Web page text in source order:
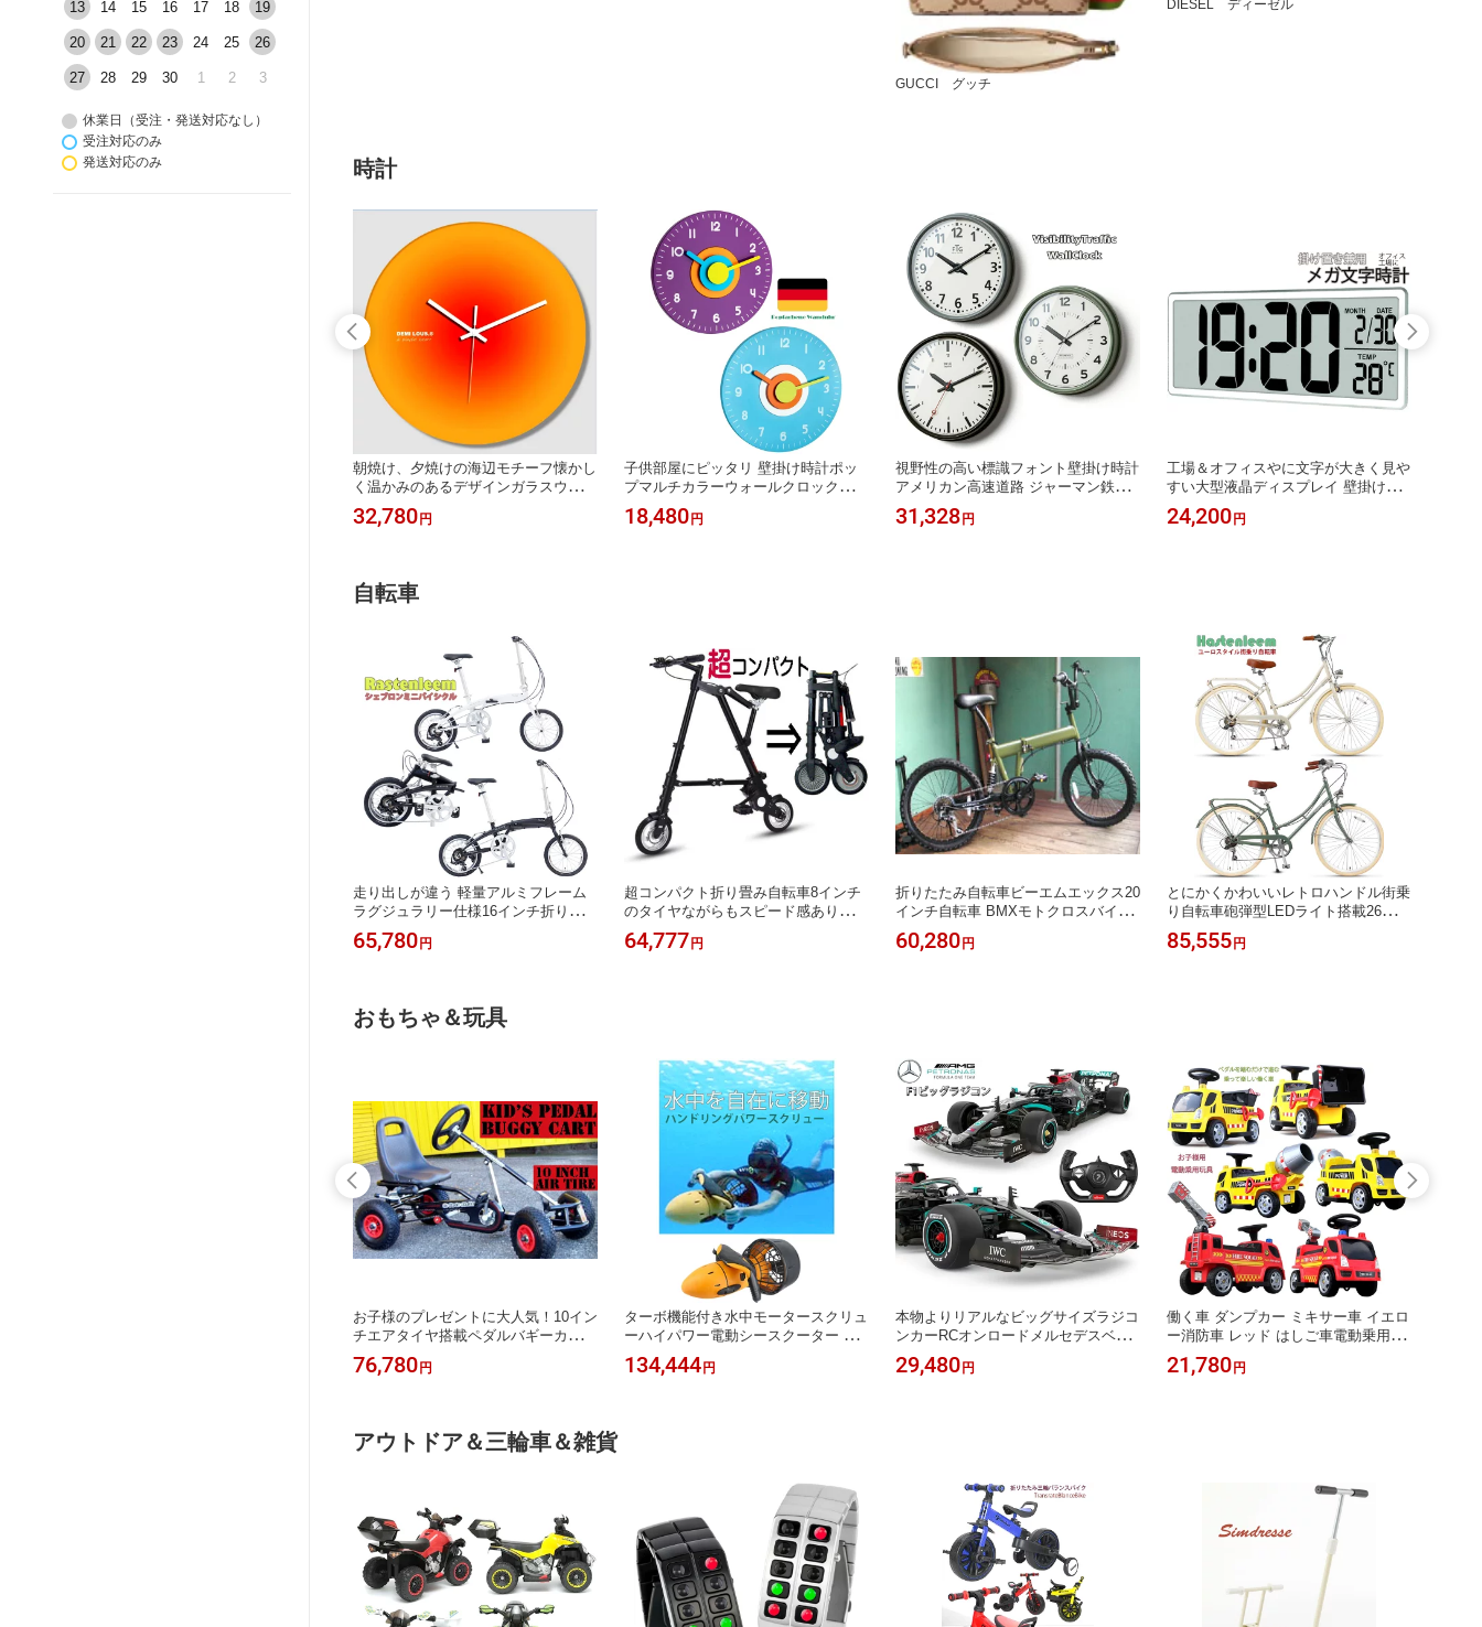
13 14 15 16 17 18 19
20 21 22 23 24 25 26
27 28 29 30 1 2 3
休業日（受注・発送対応なし）
受注対応のみ
発送対応のみ
GUCCI グッチ
DIESEL ディーゼル
時計
朝焼け、夕焼けの海辺モチーフ懐かし
く温かみのあるデザインガラスウォー
ルクロックインテリアクロック 壁掛
け時計オレンジ×レッドグ ラデーショ
32,780円
子供部屋にピッタリ 壁掛け時計ポッ
プマルチカラーウォールクロックライ
ラックパープル スカイブルー 秒針な
しのかわいいデザイン ドイツブラン
18,480円
視野性の高い標識フォント壁掛け時計
アメリカン高速道路 ジャーマン鉄道
フレンチ空港スタイルグリーン ブラ
ック アルミフレーム遠くからでも読
31,328円
工場＆オフィスやに文字が大きく見や
すい大型液晶ディスプレイ 壁掛け時
計 ホワイトスタンド付きで置き時計
にもできるカレンダー（月＆日付け）
24,200円
自転車
走り出しが違う 軽量アルミフレーム
ラグジュラリー仕様16インチ折り畳み
自転車コンパクトに折りたためてキャ
ンプやアウトドア時に持ち運びも便利
に収納 ホワイト マットブラック
65,780円
超コンパクト折り畳み自転車8インチ
のタイヤながらもスピード感あり！車
のトランクや物置に簡単収納！軽くて
小さいので持ち運びに超便利！数十秒
64,777円
折りたたみ自転車ビーエムエックス20
インチ自転車 BMXモトクロスバイク
段差の衝撃も吸収リアサスペンション
搭載シマノ製6段変速ギア搭載マット
60,280円
とにかくかわいいレトロハンドル街乗
り自転車砲弾型LEDライト搭載26イン
チ自転車シマノ製6段変速ギアリアパ
イプキャリア付きシティーサイクルラ
85,555円
おもちゃ＆玩具
お子様のプレゼントに大人気！10イン
チエアタイヤ搭載ペダルバギーカート
操作は簡単、足漕ぎペダルを漕いでハ
ンドルを回するだけ左右のタイヤを同
76,780円
ターボ機能付き水中モータースクリュ
ーハイパワー電動シースクーター 水
深30m 速度5km/hレバーを引くだけの
簡単操縦足ひれスキューバーダイビン
134,444円
本物よりリアルなビッグサイズラジコ
ンカーRCオンロードメルセデスベン
ツAMG車ハイパフォーマンス 1/12 ス
ケール MercedesBENZ F1世界選手権
29,480円
働く車 ダンプカー ミキサー車 イエロ
ー消防車 レッド はしご車電動乗用カ
ーはたらくくるまシリーズ小型電気自
動車子供用電動乗用玩具
21,780円
アウトドア＆三輪車＆雑貨